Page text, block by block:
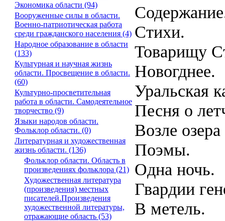
Экономика области (94)
Вооруженные силы в области.
Военно-патриотическая работа
среди гражданского населения (4)
Народное образование в области
(133)
Культурная и научная жизнь
области. Просвещение в области.
(60)
Культурно-просветительная
работа в области. Самодеятельное
творчество (9)
Языки народов области.
Фольклор области. (0)
Литературная и художественная
жизнь области. (136)
Фольклор области. Область в
произведениях фольклора (21)
Художественная литература
(произведения) местных
писателей.Произведения
художественной литературы,
отражающие область (53)
Стихи.
Товарищу
Новогднее.
Уральская
Песня о
Возле
Поэмы.
Одна ночь.
Гвардии
В метель.